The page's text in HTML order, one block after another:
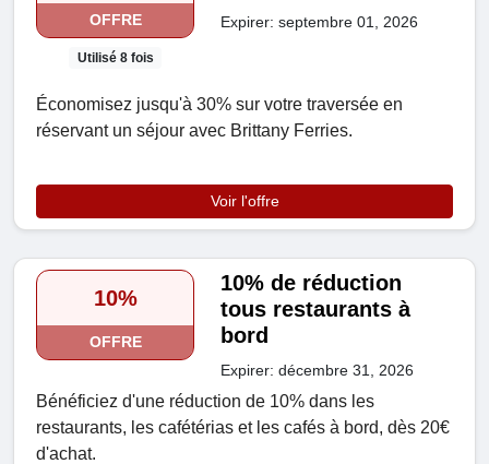
OFFRE
Utilisé 8 fois
Expirer: septembre 01, 2026
Économisez jusqu'à 30% sur votre traversée en
réservant un séjour avec Brittany Ferries.
Voir l'offre
10%
OFFRE
10% de réduction
tous restaurants à
bord
Expirer: décembre 31, 2026
Bénéficiez d'une réduction de 10% dans les
restaurants, les cafétérias et les cafés à bord, dès 20€
d'achat.